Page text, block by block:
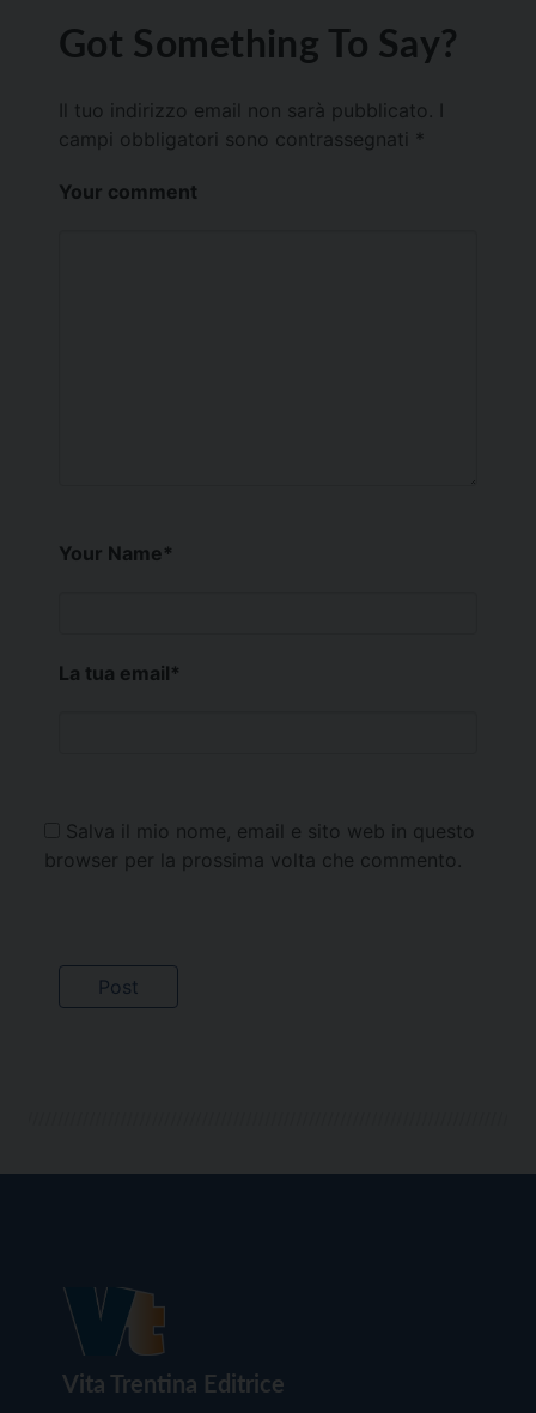
Got Something To Say?
Il tuo indirizzo email non sarà pubblicato.
campi obbligatori sono contrassegnati *
Your comment
Your Name*
La tua email*
Salva il mio nome, email e sito web in questo
browser per la prossima volta che commento.
Vita Trentina Editrice